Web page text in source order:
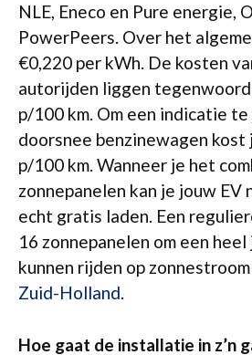
NLE, Eneco en Pure energie,
PowerPeers. Over het
€0,220 per kWh. De kosten
autorijden liggen
p/100 km. Om een indicatie
doorsnee benzinewagen kost
p/100 km. Wanneer je het
zonnepanelen kan je jouw EV
echt gratis laden. Een
16 zonnepanelen om een heel
kunnen rijden op
Zuid-Holland.
Hoe gaat de installatie in z’n